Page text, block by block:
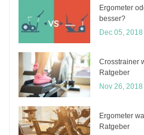
Ergometer
besser?
Dec 05, 2018
Crosstrainer
Ratgeber
Nov 26, 2018
Ergometer
Ratgeber